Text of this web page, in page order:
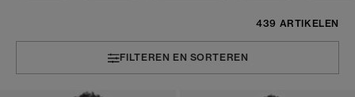
439 ARTIKELEN
FILTEREN EN SORTEREN